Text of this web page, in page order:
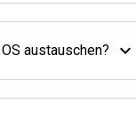
austauschen?